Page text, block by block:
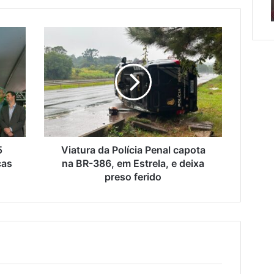
da
Polícia
Penal
capota
na
BR-
386,
em
Estrela,Viatura da Polícia Penal capota
na BR-386, em Estrela, e deixa
preso ferido
racista
emde semana em Encantado